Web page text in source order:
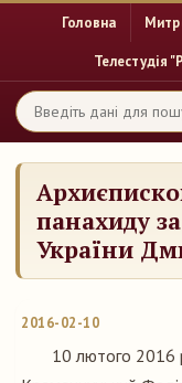
Головна
Телестудія
панахиду
України
2016-02-10
10 лютого 2016